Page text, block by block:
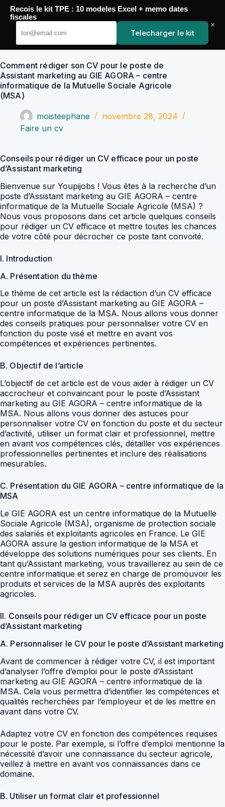
Passer
contenu
YoupiJobs
Comment rédiger son CV pour le poste de
Assistant marketing au GIE AGORA – centre
informatique de la Mutuelle Sociale Agricole
(MSA)
moisteephane
novembre 28, 2024
Faire un cv
Conseils pour rédiger un CV efficace pour un poste
d’Assistant marketing
Bienvenue sur Youpijobs ! Vous êtes à la recherche d’un
poste d’Assistant marketing au GIE AGORA – centre
informatique de la Mutuelle Sociale Agricole (MSA) ?
Nous vous proposons dans cet article quelques conseils
pour rédiger un CV efficace et mettre toutes les chances
de votre côté pour décrocher ce poste tant convoité.
I. Introduction
A. Présentation du thème
Le thème de cet article est la rédaction d’un CV efficace
pour un poste d’Assistant marketing au GIE AGORA –
centre informatique de la MSA. Nous allons vous donner
des conseils pratiques pour personnaliser votre CV en
fonction du poste visé et mettre en avant vos
compétences et expériences pertinentes.
B. Objectif de l’article
L’objectif de cet article est de vous aider à rédiger un CV
accrocheur et convaincant pour le poste d’Assistant
marketing au GIE AGORA – centre informatique de la
MSA. Nous allons vous donner des astuces pour
personnaliser votre CV en fonction du poste et du secteur
d’activité, utiliser un format clair et professionnel, mettre
en avant vos compétences clés, détailler vos expériences
professionnelles pertinentes et inclure des réalisations
mesurables.
C. Présentation du GIE AGORA – centre informatique de la
MSA
Le GIE AGORA est un centre informatique de la Mutuelle
Sociale Agricole (MSA), organisme de protection sociale
des salariés et exploitants agricoles en France. Le GIE
AGORA assure la gestion informatique de la MSA et
développe des solutions numériques pour ses clients. En
tant qu’Assistant marketing, vous travaillerez au sein de ce
centre informatique et serez en charge de promouvoir les
produits et services de la MSA auprès des exploitants
agricoles.
II. Conseils pour rédiger un CV efficace pour un poste
d’Assistant marketing
A. Personnaliser le CV pour le poste d’Assistant marketing
Avant de commencer à rédiger votre CV, il est important
d’analyser l’offre d’emploi pour le poste d’Assistant
marketing au GIE AGORA – centre informatique de la
MSA. Cela vous permettra d’identifier les compétences et
qualités recherchées par l’employeur et de les mettre en
avant dans votre CV.
Adaptez votre CV en fonction des compétences requises
pour le poste. Par exemple, si l’offre d’emploi mentionne la
nécessité d’avoir une connaissance du secteur agricole,
veillez à mettre en avant vos connaissances dans ce
domaine.
B. Utiliser un format clair et professionnel
Recois le kit TPE : 10 modeles Excel + memo dates
fiscales
Telecharger le kit
×